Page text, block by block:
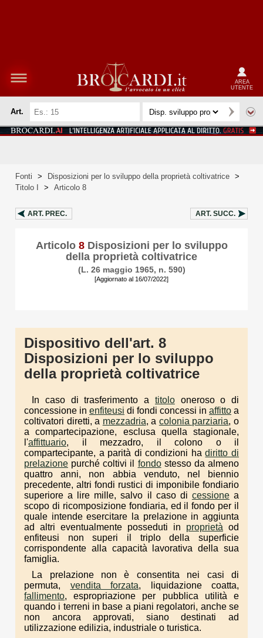
AREA
UTENTE
Art.
Fonti > Disposizioni per lo sviluppo della proprietà coltivatrice >
Titolo I
> Articolo 8
ART. PREC. ART. SUCC.
Articolo 8Disposizioni per lo sviluppo
della proprietà coltivatrice
(L. 26 maggio 1965, n. 590)
[Aggiornato al 16/07/2022]
Dispositivo dell'art. 8
Disposizioni per lo sviluppo
della proprietà coltivatrice
In caso di trasferimento a titolooneroso o di
concessione in enfiteusi di fondi concessi in affitto a
coltivatori diretti, a mezzadria, a colonia parziaria, o
a compartecipazione, esclusa quella stagionale,
l'affittuario, il mezzadro, il colono o il
compartecipante, a parità di condizioni hadiritto di
prelazione purché coltivi il fondostesso da almeno
quattro anni, non abbia venduto, nel biennio
precedente, altri fondi rustici di imponibile fondiario
superiore a lire mille, salvo il caso di cessionea
scopo di ricomposizione fondiaria, ed il fondo per il
quale intende esercitare la prelazione in aggiunta
ad altri eventualmente posseduti in proprietà od
enfiteusi non superi il triplo della superficie
corrispondente alla capacità lavorativa della sua
famiglia.
La prelazione non è consentita nei casi di
permuta, vendita forzata, liquidazione coatta,
fallimento, espropriazione per pubblica utilità e
quando i terreni in base a piani regolatori, anche se
non ancora approvati, siano destinati ad
utilizzazione edilizia, industriale o turistica.